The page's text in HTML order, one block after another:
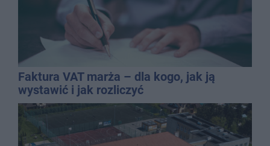
Faktura VAT marża – dla kogo, jak ją
wystawić i jak rozliczyć